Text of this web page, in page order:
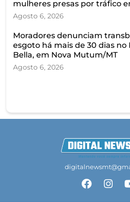
mulheres presas por tráfico
Agosto 6, 2026
Moradores denunciam
esgoto há mais de 30 dias no
Bella, em Nova Mutum/MT
Agosto 6, 2026